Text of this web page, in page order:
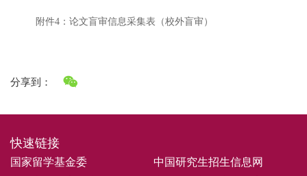
附件4：论文盲审信息采集表（校外盲审）
分享到：
快速链接
国家留学基金委
中国研究生招生信息网